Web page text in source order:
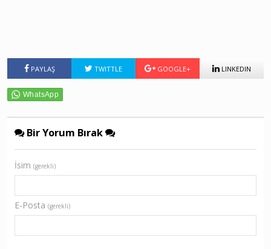
PAYLAŞ TWITTLE GOOGLE+ LINKEDIN
Bir Yorum Bırak
İsim (gerekli)
E-Posta (gerekli)